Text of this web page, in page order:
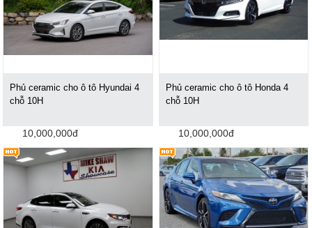
Phủ ceramic cho ô tô Hyundai 4
chỗ 10H
10,000,000đ
Phủ ceramic cho ô tô Honda 4
chỗ 10H
10,000,000đ